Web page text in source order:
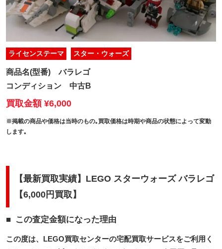
ライセンステーマ スター・ウォーズ
商品名(型番)
バラレゴ
コンディション
中古B
買取金額 ¥6,000
※掲載の商品や価格は当時のもの｡買取価格は時期や商品の状態によって変動
します｡
【最新買取実績】LEGO スターウォーズ バラレゴ
【6,000円買取】
この査定金額になった理由
この度は、LEGO買取センターの宅配買取サービスをご利用く